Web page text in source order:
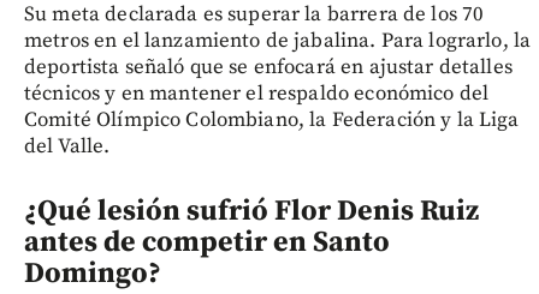
Su meta declarada es superar la barrera de los 70
metros en el lanzamiento de jabalina. Para lograrlo, la
deportista señaló que se enfocará en ajustar detalles
técnicos y en mantener el respaldo económico del
Comité Olímpico Colombiano, la Federación y la Liga
del Valle.
¿Qué lesión sufrió Flor Denis Ruiz
antes de competir en Santo
Domingo?